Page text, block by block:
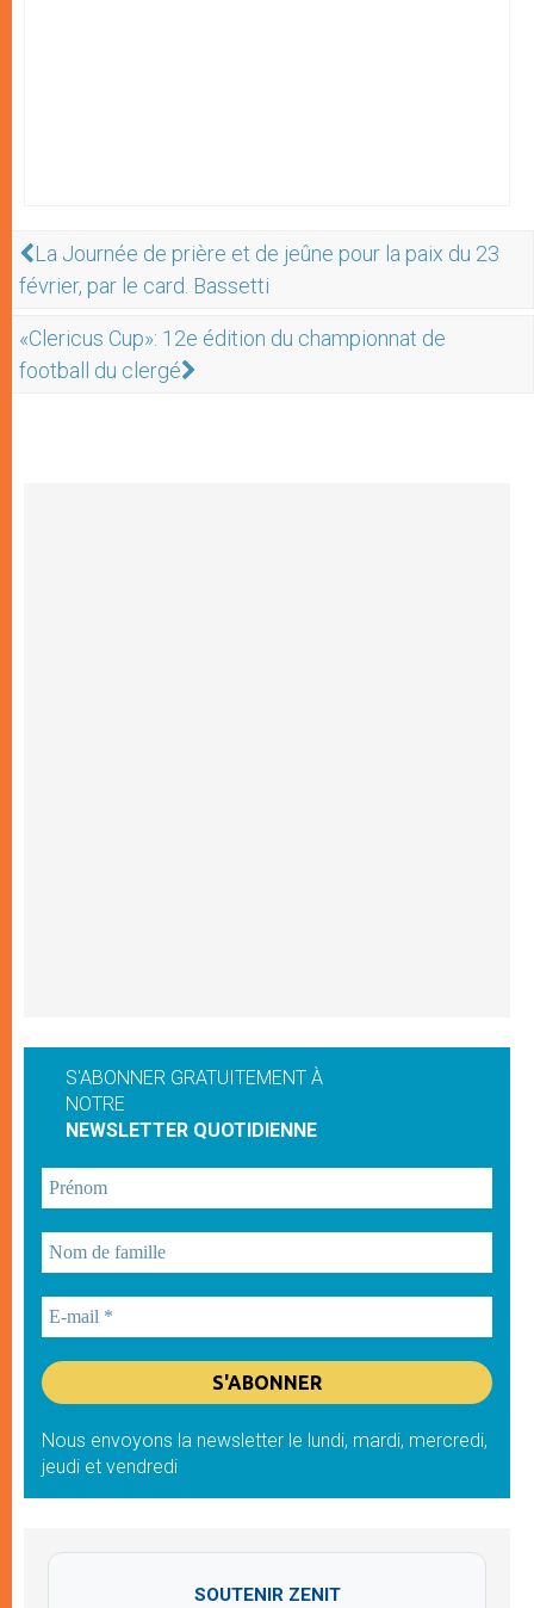
La Journée de prière et de jeûne pour la paix du 23
février, par le card. Bassetti
«Clericus Cup»: 12e édition du championnat de
football du clergé
S'ABONNER GRATUITEMENT À
NOTRE
NEWSLETTER QUOTIDIENNE
Nous envoyons la newsletter le lundi, mardi, mercredi,
jeudi et vendredi
SOUTENIR ZENIT